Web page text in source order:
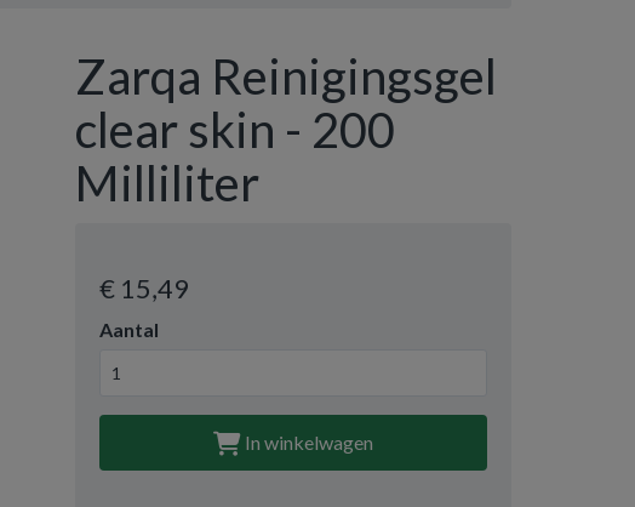
Zarqa Reinigingsgel
clear skin - 200
Milliliter
€ 15,49
Aantal
In winkelwagen